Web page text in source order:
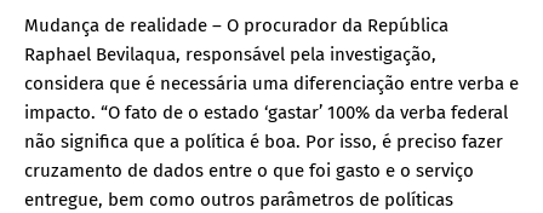
Mudança de realidade – O procurador da República
Raphael Bevilaqua, responsável pela investigação,
considera que é necessária uma diferenciação entre verba e
impacto. “O fato de o estado ‘gastar’ 100% da verba federal
não significa que a política é boa. Por isso, é preciso fazer
cruzamento de dados entre o que foi gasto e o serviço
entregue, bem como outros parâmetros de políticas